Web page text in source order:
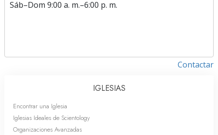
Sáb–Dom 9:00 a. m.–6:00 p. m.
Contactar
IGLESIAS
Encontrar una Iglesia
Iglesias Ideales de Scientology
Organizaciones Avanzadas